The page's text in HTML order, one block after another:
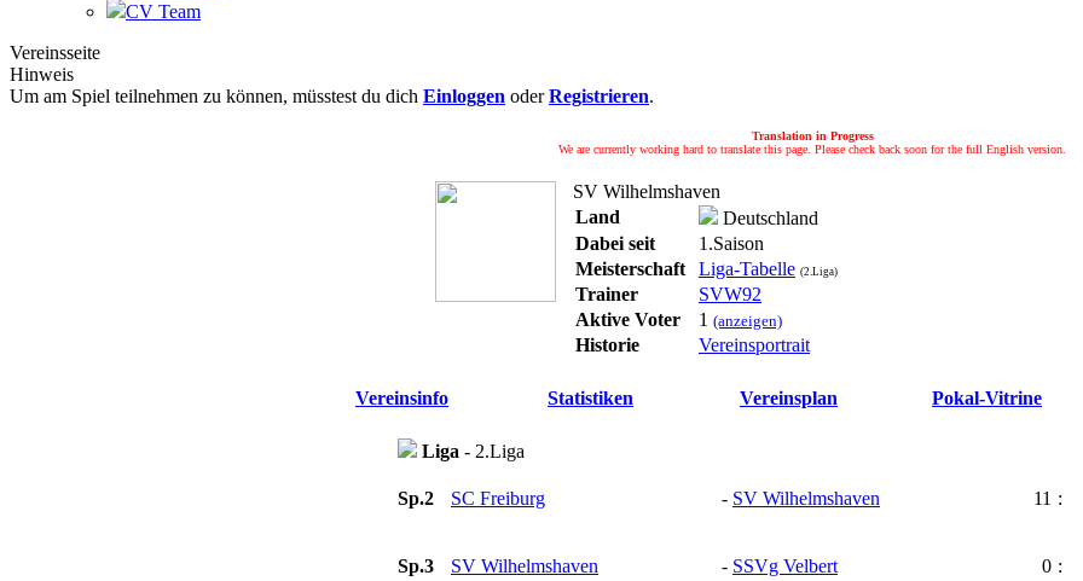
CV Team
Vereinsseite
Hinweis
Um am Spiel teilnehmen zu können, müsstest du dich Einloggen oderRegistrieren.
Translation in Progress
We are currently working hard to translate this page. Please check back soon for the full English version.
SV Wilhelmshaven
Land
Deutschland
Dabei seit
1.Saison
Meisterschaft
Liga-Tabelle (2.Liga)
Trainer
SVW92
Aktive Voter
1 (anzeigen)
Historie Vereinsportrait
Vereinsinfo Statistiken Vereinsplan Pokal-Vitrine
Liga - 2.Liga
Sp.2 SC Freiburg - SV Wilhelmshaven 11 :
Sp.3 SV Wilhelmshaven - SSVg Velbert 0 :